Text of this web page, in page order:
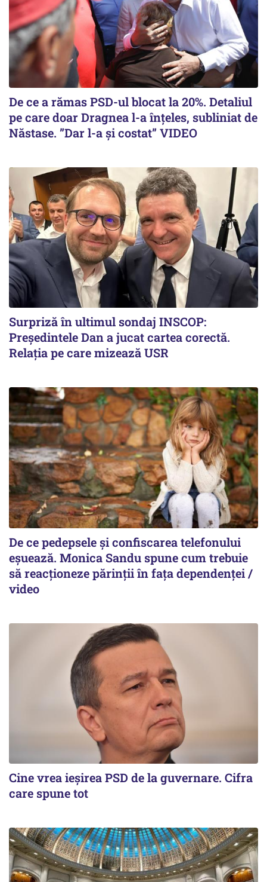
De ce a rămas PSD-ul blocat la 20%. Detaliul
pe care doar Dragnea l-a înțeles, subliniat de
Năstase. ”Dar l-a și costat” VIDEO
Surpriză în ultimul sondaj INSCOP:
Președintele Dan a jucat cartea corectă.
Relația pe care mizează USR
De ce pedepsele și confiscarea telefonului
eșuează. Monica Sandu spune cum trebuie
să reacționeze părinții în fața dependenței /
video
Cine vrea ieșirea PSD de la guvernare. Cifra
care spune tot